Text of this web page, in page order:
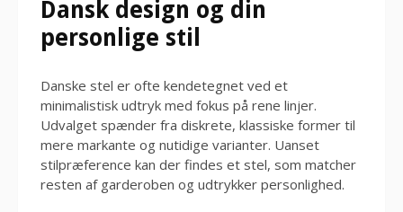
Dansk design og din
personlige stil
Danske stel er ofte kendetegnet ved et
minimalistisk udtryk med fokus på rene linjer.
Udvalget spænder fra diskrete, klassiske former til
mere markante og nutidige varianter. Uanset
stilpræference kan der findes et stel, som matcher
resten af garderoben og udtrykker personlighed.